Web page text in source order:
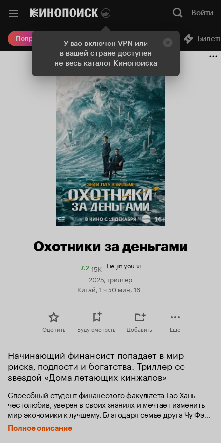
У вас включен VPN или
в вашей стране доступен
не весь каталог Кинопоиска
Войти
Попробовать Плюс Онлайн-кинотеатр
Охотники за деньгами
7.2Рейтинг
Кинопоиска
7.2
15K Lie jin you xi
2025, триллер
Китай, 1 ч 50 мин, 16+
Оценить Буду смотреть Добавить Еще
Начинающий финансист попадает в мир
риска, подлости и богатства. Триллер со
звездой «Дома летающих кинжалов»
Способный студент финансового факультета Гао Хань
честолюбив, уверен в своих знаниях и мечтает изменить
мир экономики к лучшему. Благодаря семье друга Чу Фэна
он получает шанс стажироваться в крупном
банке — среди выпускников престижных университетов
Полное описание